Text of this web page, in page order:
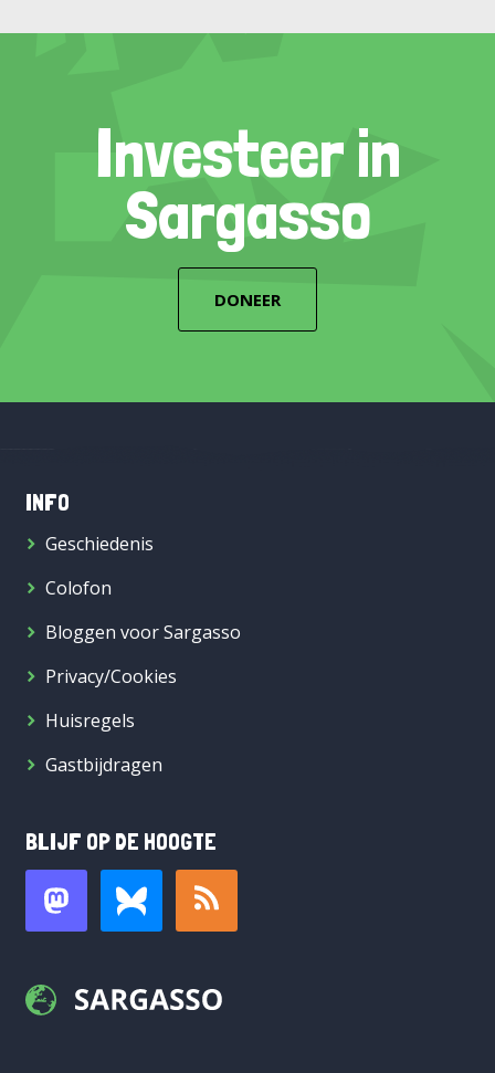
Investeer in
Sargasso
DONEER
INFO
Geschiedenis
Colofon
Bloggen voor Sargasso
Privacy/Cookies
Huisregels
Gastbijdragen
BLIJF OP DE HOOGTE